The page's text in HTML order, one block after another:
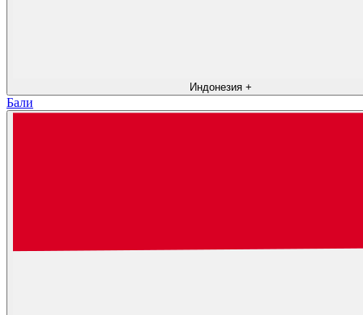
Индонезия +
Бали